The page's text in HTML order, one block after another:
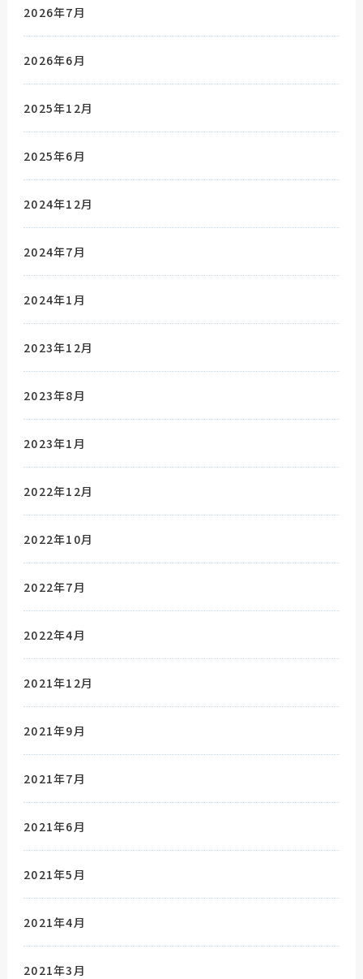
2026年7月
2026年6月
2025年12月
2025年6月
2024年12月
2024年7月
2024年1月
2023年12月
2023年8月
2023年1月
2022年12月
2022年10月
2022年7月
2022年4月
2021年12月
2021年9月
2021年7月
2021年6月
2021年5月
2021年4月
2021年3月